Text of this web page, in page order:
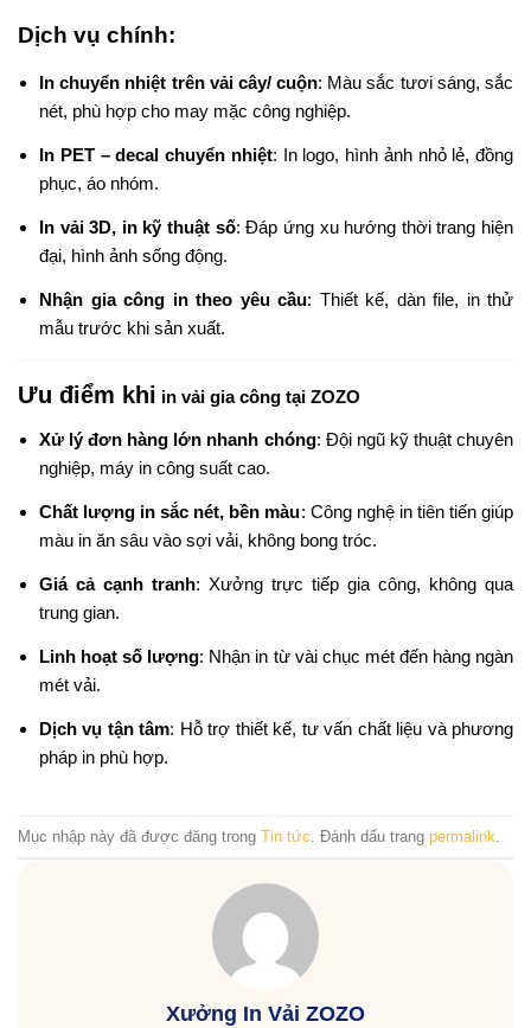
Dịch vụ chính:
In chuyển nhiệt trên vải cây/ cuộn: Màu sắc tươi sáng, sắc
nét, phù hợp cho may mặc công nghiệp.
In PET – decal chuyển nhiệt: In logo, hình ảnh nhỏ lẻ, đồng
phục, áo nhóm.
In vải 3D, in kỹ thuật số: Đáp ứng xu hướng thời trang hiện
đại, hình ảnh sống động.
Nhận gia công in theo yêu cầu: Thiết kế, dàn file, in thử
mẫu trước khi sản xuất.
Ưu điểm khi in vải gia công tại ZOZO
Xử lý đơn hàng lớn nhanh chóng: Đội ngũ kỹ thuật chuyên
nghiệp, máy in công suất cao.
Chất lượng in sắc nét, bền màu: Công nghệ in tiên tiến giúp
màu in ăn sâu vào sợi vải, không bong tróc.
Giá cả cạnh tranh: Xưởng trực tiếp gia công, không qua
trung gian.
Linh hoạt số lượng: Nhận in từ vài chục mét đến hàng ngàn
mét vải.
Dịch vụ tận tâm: Hỗ trợ thiết kế, tư vấn chất liệu và phương
pháp in phù hợp.
Mục nhập này đã được đăng trong Tin tức . Đánh dấu trang permalink
Xưởng In Vải ZOZO